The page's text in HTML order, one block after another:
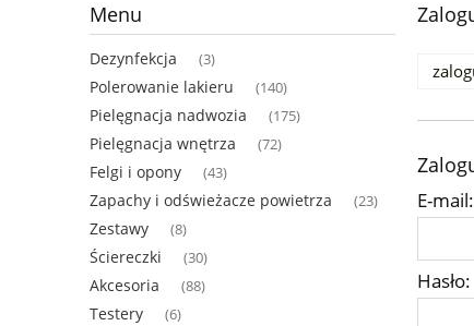
Menu
Dezynfekcja (3)
Polerowanie lakieru (140)
Pielęgnacja nadwozia (175)
Pielęgnacja wnętrza (72)
Felgi i opony (43)
Zapachy i odświeżacze powietrza (23)
Zestawy (8)
Ściereczki (30)
Akcesoria (88)
Testery (6)
E-mail:
Hasło: